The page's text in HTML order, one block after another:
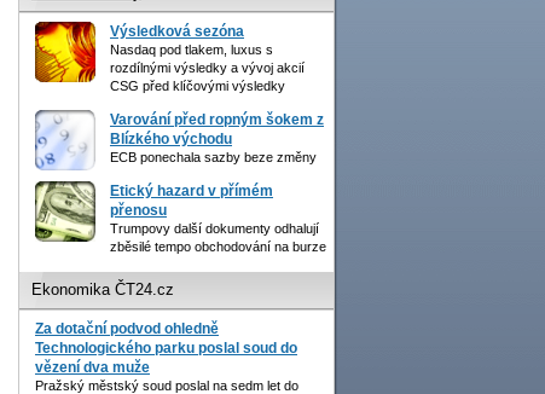
Výsledková sezóna
Nasdaq pod tlakem, luxus s
rozdílnými výsledky a vývoj akcií
CSG před klíčovými výsledky
Varování před ropným šokem z
Blízkého východu
ECB ponechala sazby beze změny
Etický hazard v přímém
přenosu
Trumpovy další dokumenty odhalují
zběsilé tempo obchodování na burze
Ekonomika ČT24.cz
Za dotační podvod ohledně
Technologického parku poslal soud do
vězení dva muže
Pražský městský soud poslal na sedm let do